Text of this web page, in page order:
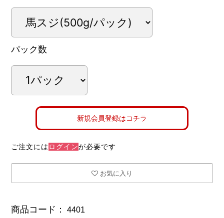
パック数
新規会員登録はコチラ
ご注文には ログインが必要です
お気に入り
商品コード： 4401